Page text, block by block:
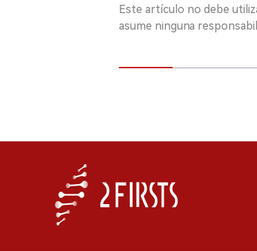
Este artículo no debe
asume ninguna